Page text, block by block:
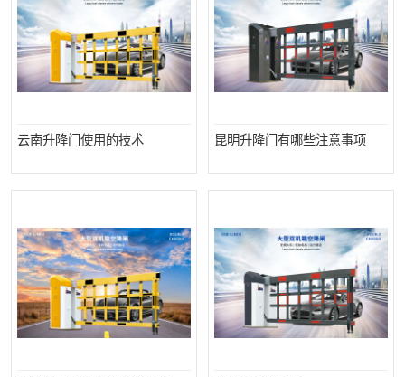
云南升降门使用的技术 昆明升降门有哪些注意事项